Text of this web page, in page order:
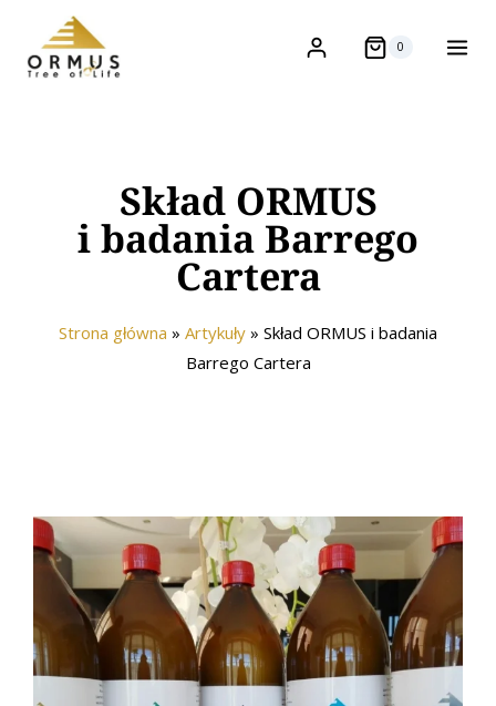
0
Skład ORMUS
i badania Barrego
Cartera
Strona główna » Artykuły » Skład ORMUS i badania
Barrego Cartera